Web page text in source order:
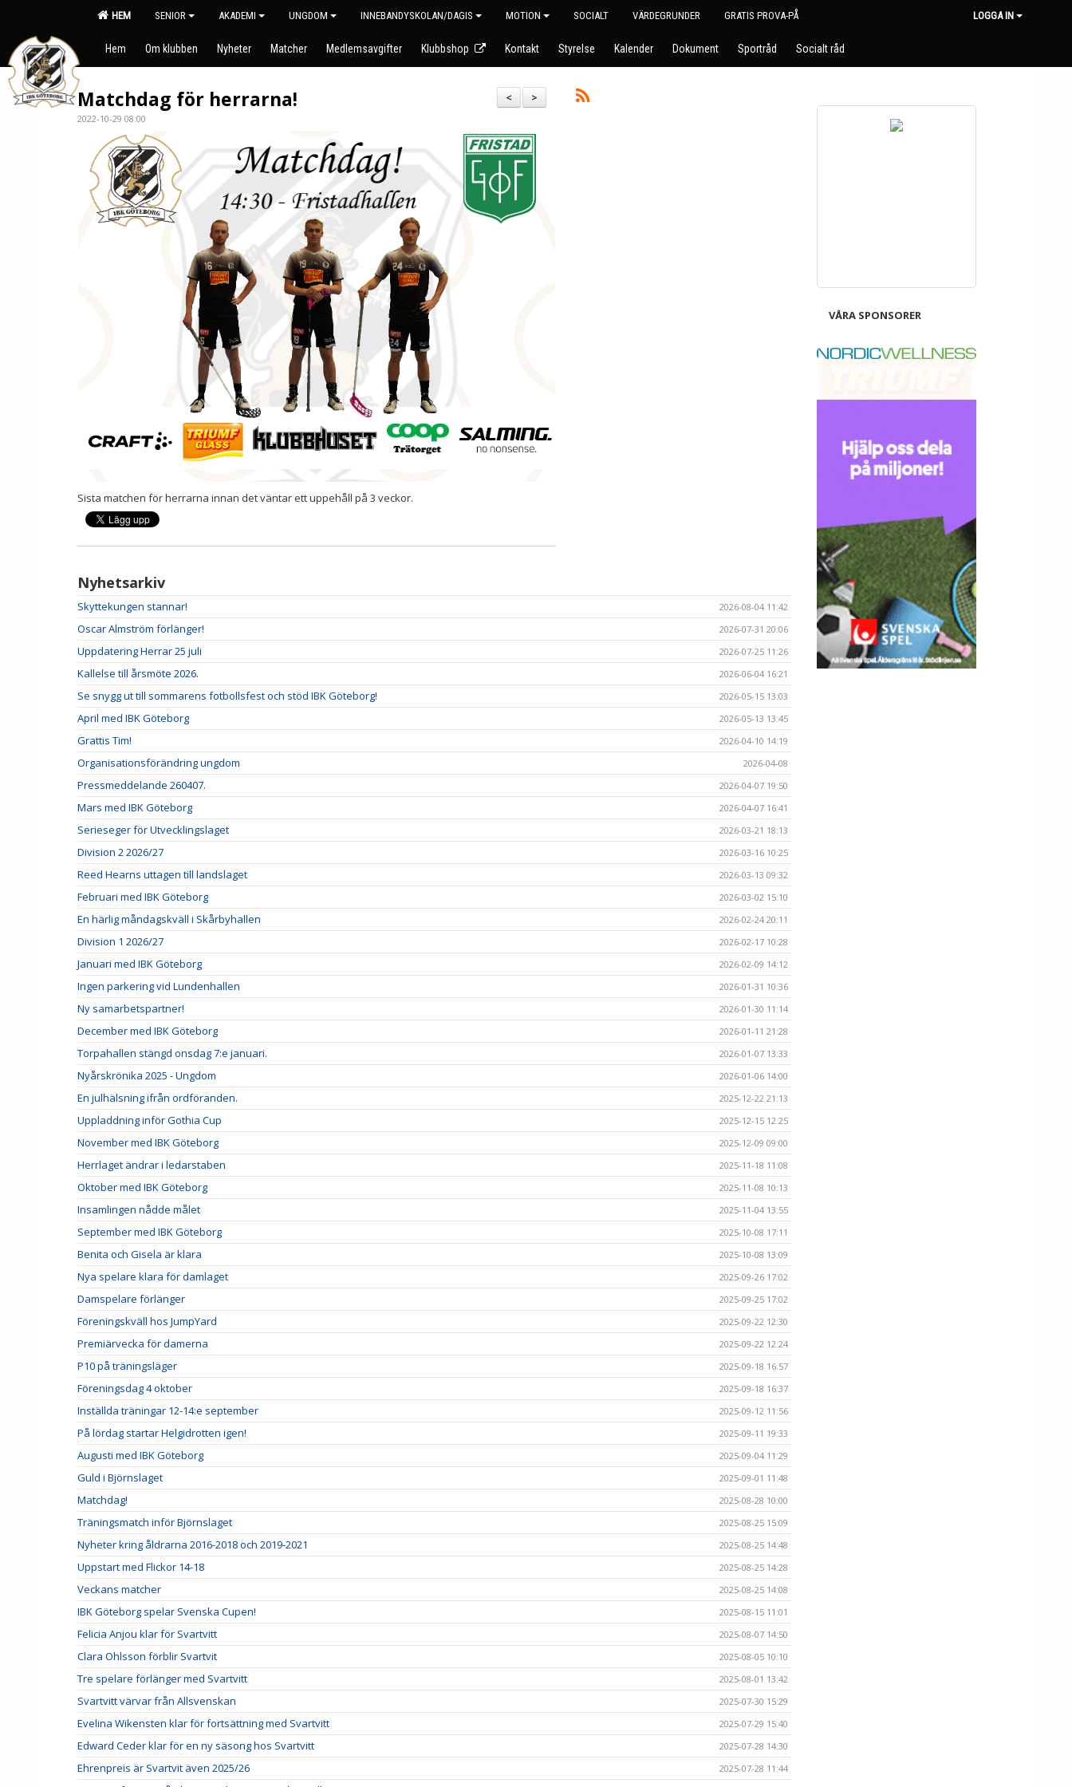
HEM SENIOR AKADEMI UNGDOM INNEBANDYSKOLAN/DAGIS MOTION SOCIALT VÄRDEGRUNDER GRATIS PROVA-PÅ LOGGA IN
Hem Om klubben Nyheter Matcher Medlemsavgifter Klubbshop Kontakt Styrelse Kalender Dokument Sportråd Socialt råd
>
<
Matchdag för herrarna!
2022-10-29 08:00
Sista matchen för herrarna innan det väntar ett uppehåll på 3 veckor.
Nyhetsarkiv
Skyttekungen stannar! 2026-08-04 11:42
Oscar Almström förlänger! 2026-07-31 20:06
Uppdatering Herrar 25 juli 2026-07-25 11:26
Kallelse till årsmöte 2026. 2026-06-04 16:21
Se snygg ut till sommarens fotbollsfest och stöd IBK Göteborg! 2026-05-15 13:03
April med IBK Göteborg 2026-05-13 13:45
Grattis Tim! 2026-04-10 14:19
Organisationsförändring ungdom 2026-04-08
Pressmeddelande 260407. 2026-04-07 19:50
Mars med IBK Göteborg 2026-04-07 16:41
Serieseger för Utvecklingslaget 2026-03-21 18:13
Division 2 2026/27 2026-03-16 10:25
Reed Hearns uttagen till landslaget 2026-03-13 09:32
Februari med IBK Göteborg 2026-03-02 15:10
En härlig måndagskväll i Skårbyhallen 2026-02-24 20:11
Division 1 2026/27 2026-02-17 10:28
Januari med IBK Göteborg 2026-02-09 14:12
Ingen parkering vid Lundenhallen 2026-01-31 10:36
Ny samarbetspartner! 2026-01-30 11:14
December med IBK Göteborg 2026-01-11 21:28
Torpahallen stängd onsdag 7:e januari. 2026-01-07 13:33
Nyårskrönika 2025 - Ungdom 2026-01-06 14:00
En julhälsning ifrån ordföranden. 2025-12-22 21:13
Uppladdning inför Gothia Cup 2025-12-15 12:25
November med IBK Göteborg 2025-12-09 09:00
Herrlaget ändrar i ledarstaben 2025-11-18 11:08
Oktober med IBK Göteborg 2025-11-08 10:13
Insamlingen nådde målet 2025-11-04 13:55
September med IBK Göteborg 2025-10-08 17:11
Benita och Gisela är klara 2025-10-08 13:09
Nya spelare klara för damlaget 2025-09-26 17:02
Damspelare förlänger 2025-09-25 17:02
Föreningskväll hos JumpYard 2025-09-22 12:30
Premiärvecka för damerna 2025-09-22 12:24
P10 på träningsläger 2025-09-18 16:57
Föreningsdag 4 oktober 2025-09-18 16:37
Inställda träningar 12-14:e september 2025-09-12 11:56
På lördag startar Helgidrotten igen! 2025-09-11 19:33
Augusti med IBK Göteborg 2025-09-04 11:29
Guld i Björnslaget 2025-09-01 11:48
Matchdag! 2025-08-28 10:00
Träningsmatch inför Björnslaget 2025-08-25 15:09
Nyheter kring åldrarna 2016-2018 och 2019-2021 2025-08-25 14:48
Uppstart med Flickor 14-18 2025-08-25 14:28
Veckans matcher 2025-08-25 14:08
IBK Göteborg spelar Svenska Cupen! 2025-08-15 11:01
Felicia Anjou klar för Svartvitt 2025-08-07 14:50
Clara Ohlsson förblir Svartvit 2025-08-05 10:10
Tre spelare förlänger med Svartvitt 2025-08-01 13:42
Svartvitt värvar från Allsvenskan 2025-07-30 15:29
Evelina Wikensten klar för fortsättning med Svartvitt 2025-07-29 15:40
Edward Ceder klar för en ny säsong hos Svartvitt 2025-07-28 14:30
Ehrenpreis är Svartvit även 2025/26 2025-07-28 11:44
VÅRA SPONSORER